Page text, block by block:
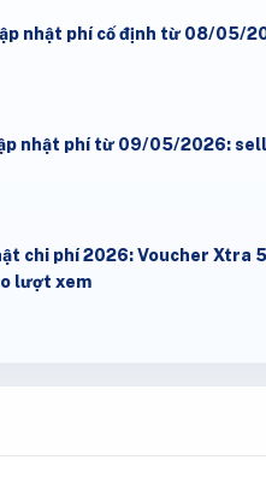
nhật phí cố định từ 08/05/
nhật phí từ 09/05/2026:
chi phí 2026: Voucher Xtra
lượt xem